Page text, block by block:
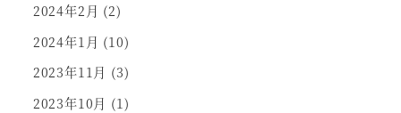
2024年2月 (2)
2024年1月 (10)
2023年11月 (3)
2023年10月 (1)